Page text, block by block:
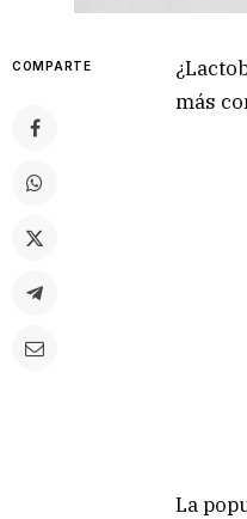
COMPARTE
más
La